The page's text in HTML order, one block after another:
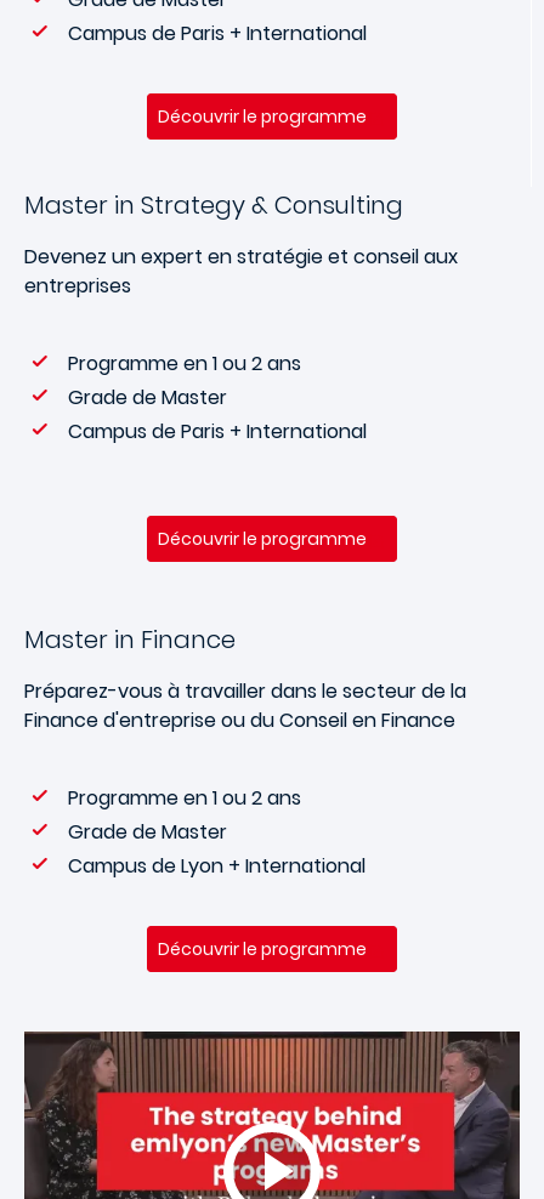
Campus de Paris + International
Découvrir le programme
Master in Strategy & Consulting
Devenez un expert en stratégie et conseil aux
entreprises
Programme en 1 ou 2 ans
Grade de Master
Campus de Paris + International
Découvrir le programme
Master in Finance
Préparez-vous à travailler dans le secteur de la
Finance d'entreprise ou du Conseil en Finance
Programme en 1 ou 2 ans
Grade de Master
Campus de Lyon + International
Découvrir le programme